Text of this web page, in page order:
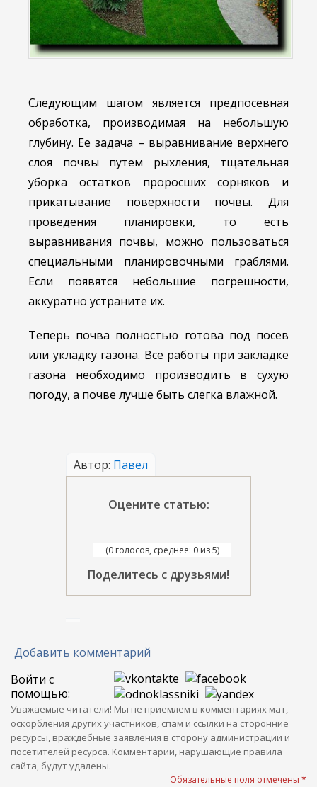
Следующим шагом является предпосевная
обработка, производимая на небольшую
глубину. Ее задача – выравнивание верхнего
слоя почвы путем рыхления, тщательная
уборка остатков проросших сорняков и
прикатывание поверхности почвы. Для
проведения планировки, то есть
выравнивания почвы, можно пользоваться
специальными планировочными граблями.
Если появятся небольшие погрешности,
аккуратно устраните их.
Теперь почва полностью готова под посев
или укладку газона. Все работы при закладке
газона необходимо производить в сухую
погоду, а почве лучше быть слегка влажной.
Автор: Павел
Оцените статью:
(0 голосов, среднее: 0 из 5)
Поделитесь с друзьями!
Добавить комментарий
Войти с
помощью:
Уважаемые читатели! Мы не приемлем в комментариях мат,
оскорбления других участников, спам и ссылки на сторонние
ресурсы, враждебные заявления в сторону администрации и
посетителей ресурса. Комментарии, нарушающие правила
сайта, будут удалены.
Обязательные поля отмечены *